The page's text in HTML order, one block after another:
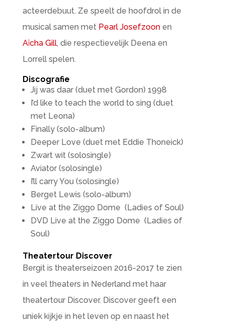
acteerdebuut. Ze speelt de hoofdrol in de
musical samen met Pearl Josefzoonen
Aïcha Gill, die respectievelijk Deena en
Lorrell spelen.
Discografie
Jij was daar (duet met Gordon) 1998
I’d like to teach the world to sing (duet
met Leona)
Finally (solo-album)
Deeper Love (duet met Eddie Thoneick)
Zwart wit (solosingle)
Aviator (solosingle)
I’ll carry You (solosingle)
Berget Lewis (solo-album)
Live at the Ziggo Dome (Ladies of Soul)
DVD Live at the Ziggo Dome (Ladies of
Soul)
Theatertour Discover
Bergit is theaterseizoen 2016-2017 te zien
in veel theaters in Nederland met haar
theatertour Discover. Discover geeft een
uniek kijkje in het leven op en naast het